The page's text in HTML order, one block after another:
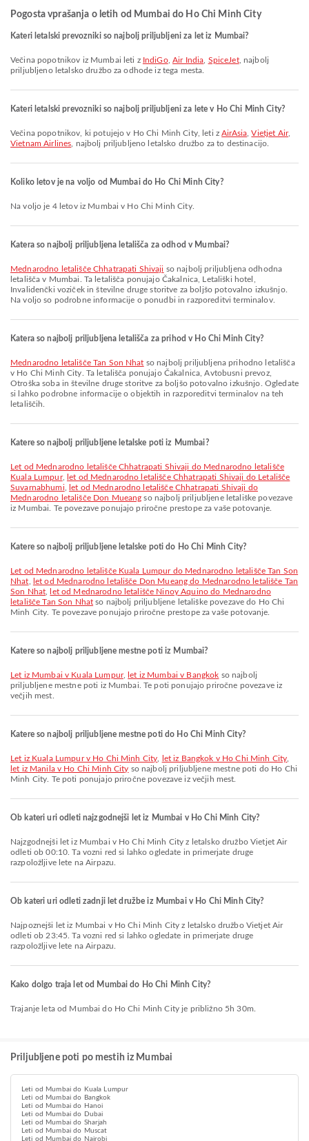
Pogosta vprašanja o letih od Mumbai do Ho Chi Minh City
Kateri letalski prevozniki so najbolj priljubljeni za let iz Mumbai?
Večina popotnikov iz Mumbai leti z IndiGo,Air India SpiceJet, najbolj
priljubljeno letalsko družbo za odhode iz tega mesta.
Kateri letalski prevozniki so najbolj priljubljeni za lete v Ho Chi Minh City?
Večina popotnikov, ki potujejo v Ho Chi Minh City, leti zAirAsia ,Vietjet Air,
Vietnam Airlines , najbolj priljubljeno letalsko družbo za to destinacijo.
Koliko letov je na voljo od Mumbai do Ho Chi Minh City?
Na voljo je 4 letov iz Mumbai v Ho Chi Minh City.
Katera so najbolj priljubljena letališča za odhod v Mumbai?
Mednarodno letališče Chhatrapati Shivaji so najbolj priljubljena odhodna
letališča v Mumbai. Ta letališča ponujajo Čakalnica, Letališki hotel,
Invalidenčki voziček in številne druge storitve za boljšo potovalno izkušnjo.
Na voljo so podrobne informacije o ponudbi in razporeditvi terminalov.
Katera so najbolj priljubljena letališča za prihod v Ho Chi Minh City?
Mednarodno letališče Tan Son Nhat so najbolj priljubljena prihodno letališča
v Ho Chi Minh City. Ta letališča ponujajo Čakalnica, Avtobusni prevoz,
Otroška soba in številne druge storitve za boljšo potovalno izkušnjo. Ogledate
si lahko podrobne informacije o objektih in razporeditvi terminalov na teh
letališčih.
Katere so najbolj priljubljene letalske poti iz Mumbai?
let od Mednarodno letališče Chhatrapati Shivaji do Mednarodno letališče
Kuala Lumpur,
let od Mednarodno letališče Chhatrapati Shivaji do Letališče
Suvarnabhumi
let od Mednarodno letališče Chhatrapati Shivaji do
Mednarodno letališče Don Mueang so najbolj priljubljene letališke povezave
iz Mumbai. Te povezave ponujajo priročne prestope za vaše potovanje.
Katere so najbolj priljubljene letalske poti do Ho Chi Minh City?
let od Mednarodno letališče Kuala Lumpur do Mednarodno letališče Tan Son
Nhat
let od Mednarodno letališče Don Mueang do Mednarodno letališče Tan
Son Nhat
let od Mednarodno letališče Ninoy Aquino do Mednarodno
letališče Tan Son Nhat so najbolj priljubljene letališke povezave do Ho Chi
Minh City. Te povezave ponujajo priročne prestope za vaše potovanje.
Katere so najbolj priljubljene mestne poti iz Mumbai?
let iz Mumbai v Kuala Lumpur, let iz Mumbai v Bangkok so najbolj
priljubljene mestne poti iz Mumbai. Te poti ponujajo priročne povezave iz
večjih mest.
Katere so najbolj priljubljene mestne poti do Ho Chi Minh City?
let iz Kuala Lumpur v Ho Chi Minh City let iz Bangkok v Ho Chi Minh City
let iz Manila v Ho Chi Minh City so najbolj priljubljene mestne poti do Ho Chi
Minh City. Te poti ponujajo priročne povezave iz večjih mest.
Ob kateri uri odleti najzgodnejši let iz Mumbai v Ho Chi Minh City?
Najzgodnejši let iz Mumbai v Ho Chi Minh City z letalsko družbo Vietjet Air
odleti ob 00:10. Ta vozni red si lahko ogledate in primerjate druge
razpoložljive lete na Airpazu.
Ob kateri uri odleti zadnji let družbe iz Mumbai v Ho Chi Minh City?
Najpoznejši let iz Mumbai v Ho Chi Minh City z letalsko družbo Vietjet Air
odleti ob 23:45. Ta vozni red si lahko ogledate in primerjate druge
razpoložljive lete na Airpazu.
Kako dolgo traja let od Mumbai do Ho Chi Minh City?
Trajanje leta od Mumbai do Ho Chi Minh City je približno 5h 30m.
Priljubljene poti po mestih iz Mumbai
Leti od Mumbai do Kuala Lumpur
Leti od Mumbai do Bangkok
Leti od Mumbai do Hanoi
Leti od Mumbai do Dubai
Leti od Mumbai do Sharjah
Leti od Mumbai do Muscat
Leti od Mumbai do Nairobi